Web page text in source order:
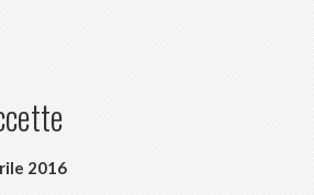
2016